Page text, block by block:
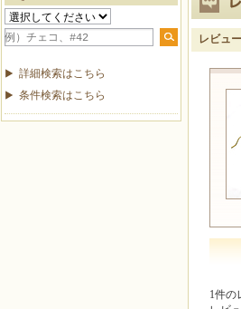
TOP まとめて探す
レビュ
1件の
詳細検索はこちら
条件検索はこちら